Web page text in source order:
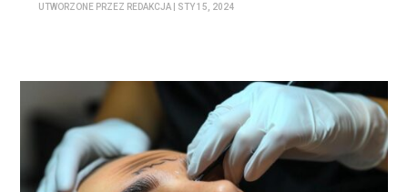
UTWORZONE PRZEZ REDAKCJA STY 15, 2024